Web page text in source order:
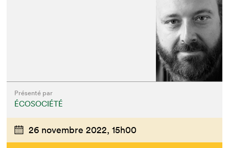
Présenté par
ÉCOSOCIÉTÉ
26 novembre 2022, 15h00